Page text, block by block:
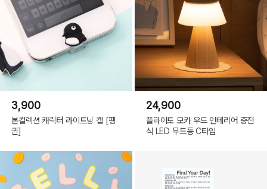
3,900
본컬렉션 캐릭터 라이트닝 캡 [펭
귄]
24,900
플라이토 모카 우드 인테리어 충전
식 LED 무드등 C타입